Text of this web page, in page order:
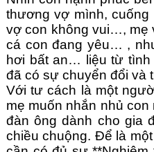
thương vợ mình,
vợ con không vui…, mẹ
cá con đang yêu… ,
hơi bất an… liệu từ tình
đã có sự chuyển đổi và
Với tư cách là một
mẹ muốn nhắn nhủ
đàn ông dành cho gia
chiều chuộng. Để là